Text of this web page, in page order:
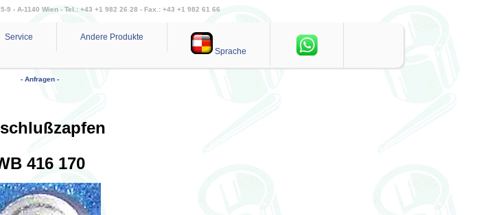
9 - A-1140 Wien - Tel.: +43 +1 982 26 28 - Fax.: +43 +1 982 61 66
Service
Andere Produkte
Sprache
- Anfragen -
416 170